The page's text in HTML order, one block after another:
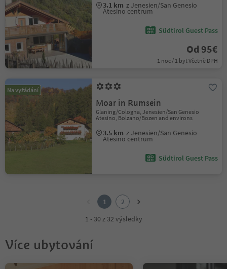
3.1 km z Jenesien/San Genesio
Atesino centrum
Südtirol Guest Pass
Od 95€
1 noc / 1 byt Včetně DPH
Na vyžádání
Moar in Rumsein
Glaning/Cologna, Jenesien/San Genesio
Atesino, Bolzano/Bozen and environs
3.5 km z Jenesien/San Genesio
Atesino centrum
Südtirol Guest Pass
1
2
1 - 30 z 32 výsledky
Více ubytování